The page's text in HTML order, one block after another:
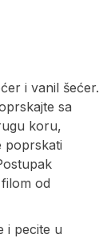
i vanil šećer.
sa
koru,
poprskati
od
i pecite u